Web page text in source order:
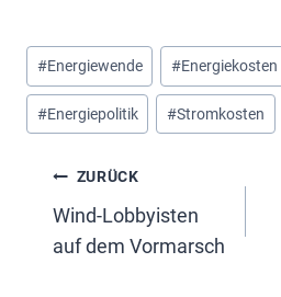
Schlagworte:
#Energiewende #Energiekosten
#Energiepolitik #Stromkosten
ZURÜCK
Wind-Lobbyisten
auf dem Vormarsch